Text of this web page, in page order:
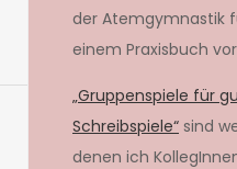
der Atemgymnastik
einem Praxisbuch
„Gruppenspiele für
Schreibspiele“ sind
denen ich